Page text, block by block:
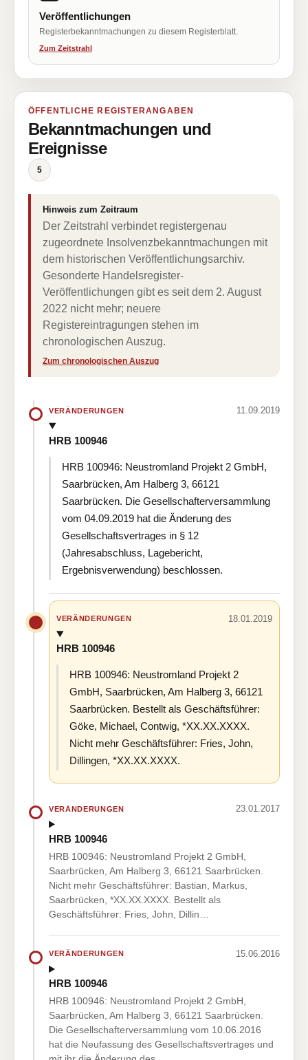
Veröffentlichungen
Registerbekanntmachungen zu diesem Registerblatt.
Zum Zeitstrahl
ÖFFENTLICHE REGISTERANGABEN
Bekanntmachungen und
Ereignisse
5
Hinweis zum Zeitraum
Der Zeitstrahl verbindet registergenau
zugeordnete Insolvenzbekanntmachungen mit
dem historischen Veröffentlichungsarchiv.
Gesonderte Handelsregister-
Veröffentlichungen gibt es seit dem 2. August
2022 nicht mehr; neuere
Registereintragungen stehen im
chronologischen Auszug.
Zum chronologischen Auszug
VERÄNDERUNGEN 11.09.2019
HRB 100946
HRB 100946: Neustromland Projekt 2 GmbH,
Saarbrücken, Am Halberg 3, 66121
Saarbrücken. Die Gesellschafterversammlung
vom 04.09.2019 hat die Änderung des
Gesellschaftsvertrages in § 12
(Jahresabschluss, Lagebericht,
Ergebnisverwendung) beschlossen.
VERÄNDERUNGEN 18.01.2019
HRB 100946
HRB 100946: Neustromland Projekt 2
GmbH, Saarbrücken, Am Halberg 3, 66121
Saarbrücken. Bestellt als Geschäftsführer:
Göke, Michael, Contwig, *XX.XX.XXXX.
Nicht mehr Geschäftsführer: Fries, John,
Dillingen, *XX.XX.XXXX.
VERÄNDERUNGEN 23.01.2017
HRB 100946
HRB 100946: Neustromland Projekt 2 GmbH,
Saarbrücken, Am Halberg 3, 66121 Saarbrücken.
Nicht mehr Geschäftsführer: Bastian, Markus,
Saarbrücken, *XX.XX.XXXX. Bestellt als
Geschäftsführer: Fries, John, Dillin…
VERÄNDERUNGEN 15.06.2016
HRB 100946
HRB 100946: Neustromland Projekt 2 GmbH,
Saarbrücken, Am Halberg 3, 66121 Saarbrücken.
Die Gesellschafterversammlung vom 10.06.2016
hat die Neufassung des Gesellschaftsvertrages und